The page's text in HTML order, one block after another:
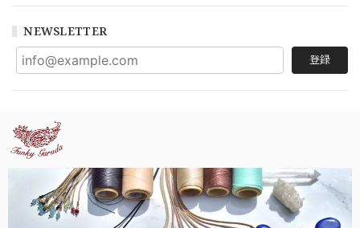
NEWSLETTER
登録